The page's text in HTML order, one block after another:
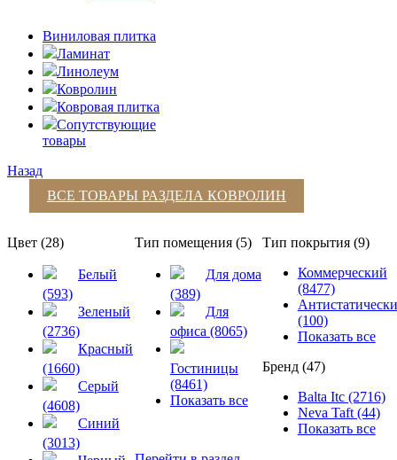
Виниловая плитка
Ламинат
Линолеум
Ковролин
Ковровая плитка
Сопутствующие
товары
Назад
ВСЕ ТОВАРЫ РАЗДЕЛА КОВРОЛИН
Цвет (28)
Белый
(593)
Зеленый
(2736)
Красный
(1660)
Серый
(4608)
Синий
(3013)
Тип помещения (5)
Для дома
(389)
Для
офиса (8065)
Гостиницы
(8461)
Показать все
Тип покрытия (9)
Коммерческий
(8477)
(100)
Показать все
Бренд (47)
Balta Itc (2716)
Neva Taft (44)
Показать все